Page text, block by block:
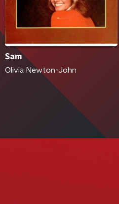
Sam
Olivia Newton-John